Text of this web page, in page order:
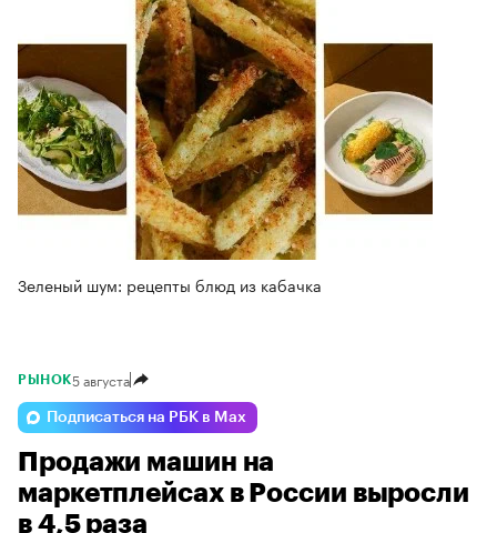
Зеленый шум: рецепты блюд из кабачка
РЫНОК5 августа
Подписаться на РБК в Max
Продажи машин на
маркетплейсах в России выросли
в 4,5 раза